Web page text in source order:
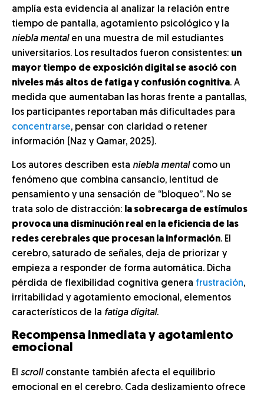
amplía esta evidencia al analizar la relación entre
tiempo de pantalla, agotamiento psicológico y la
niebla mentalen una muestra de mil estudiantes
universitarios. Los resultados fueron consistentes: un
mayor tiempo de exposición digital se asoció con
niveles más altos de fatiga y confusión cognitiva. A
medida que aumentaban las horas frente a pantallas,
los participantes reportaban más dificultades para
concentrarse, pensar con claridad o retener
información (Naz y Qamar, 2025).
Los autores describen esta niebla mentalcomo un
fenómeno que combina cansancio, lentitud de
pensamiento y una sensación de “bloqueo”. No se
trata solo de distracción: la sobrecarga de estímulos
provoca una disminución real en la eficiencia de las
redes cerebrales que procesan la información. El
cerebro, saturado de señales, deja de priorizar y
empieza a responder de forma automática. Dicha
pérdida de flexibilidad cognitiva genera frustración,
irritabilidad y agotamiento emocional, elementos
característicos de la fatiga digital.
Recompensa inmediata y agotamiento
emocional
El scrollconstante también afecta el equilibrio
emocional en el cerebro. Cada deslizamiento ofrece